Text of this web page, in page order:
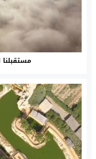
مستقبلنا